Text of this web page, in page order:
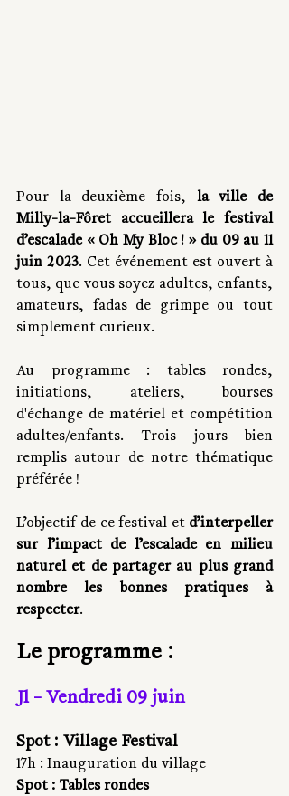
Pour la deuxième fois, la ville de
Milly-la-Fôret accueillera le festival
d’escalade « Oh My Bloc ! » du 09 au 11
juin 2023. Cet événement est ouvert à
tous, que vous soyez adultes, enfants,
amateurs, fadas de grimpe ou tout
simplement curieux.
Au programme : tables rondes,
initiations, ateliers, bourses
d'échange de matériel et compétition
adultes/enfants. Trois jours bien
remplis autour de notre thématique
préférée !
L’objectif de ce festival et d’interpeller
sur l’impact de l’escalade en milieu
naturel et de partager au plus grand
nombre les bonnes pratiques à
respecter.
Le programme :
J1 - Vendredi 09 juin
Spot : Village Festival
17h : Inauguration du village
Spot : Tables rondes